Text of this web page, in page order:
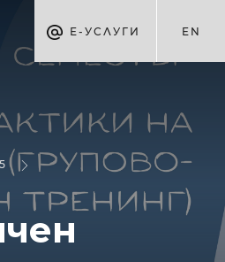
Е-УСЛУГИ EN